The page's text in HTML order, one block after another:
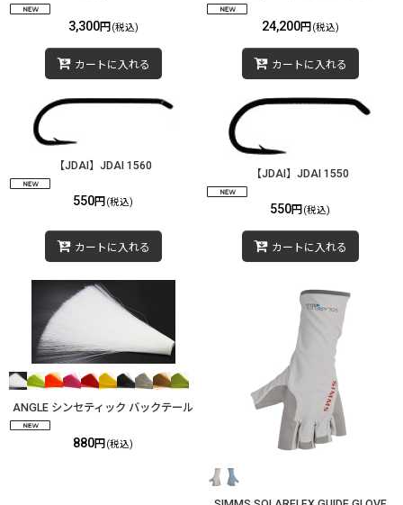
3,300円 (税込)
カートに入れる
24,200円 (税込)
カートに入れる
【JDAI】JDAI 1560
550円 (税込)
カートに入れる
【JDAI】JDAI 1550
550円 (税込)
カートに入れる
ANGLE シンセティック バックテール
880円 (税込)